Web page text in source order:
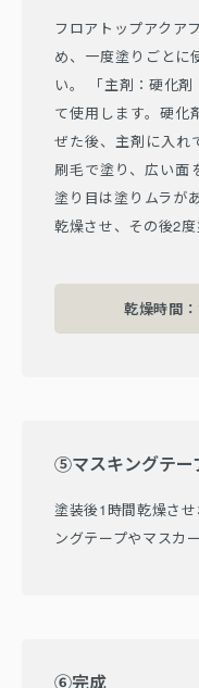
フロアトップアクア
め、一度塗りごとに
い。 「主剤：硬化
て使用します。硬化
ぜた後、主剤に入れ
刷毛で塗り、広い面
塗り目は塗りムラが
乾燥させ、その後2度
乾燥時間
⑤マスキングテー
塗装後1時間乾燥さ
ングテープやマスカ
⑥完成